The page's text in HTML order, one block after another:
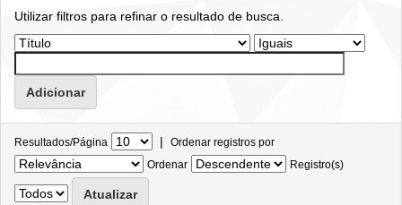
Utilizar filtros para refinar o resultado de busca.
Resultados/Página | Ordenar registros por
Ordenar
Registro(s)